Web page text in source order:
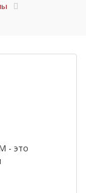
- это